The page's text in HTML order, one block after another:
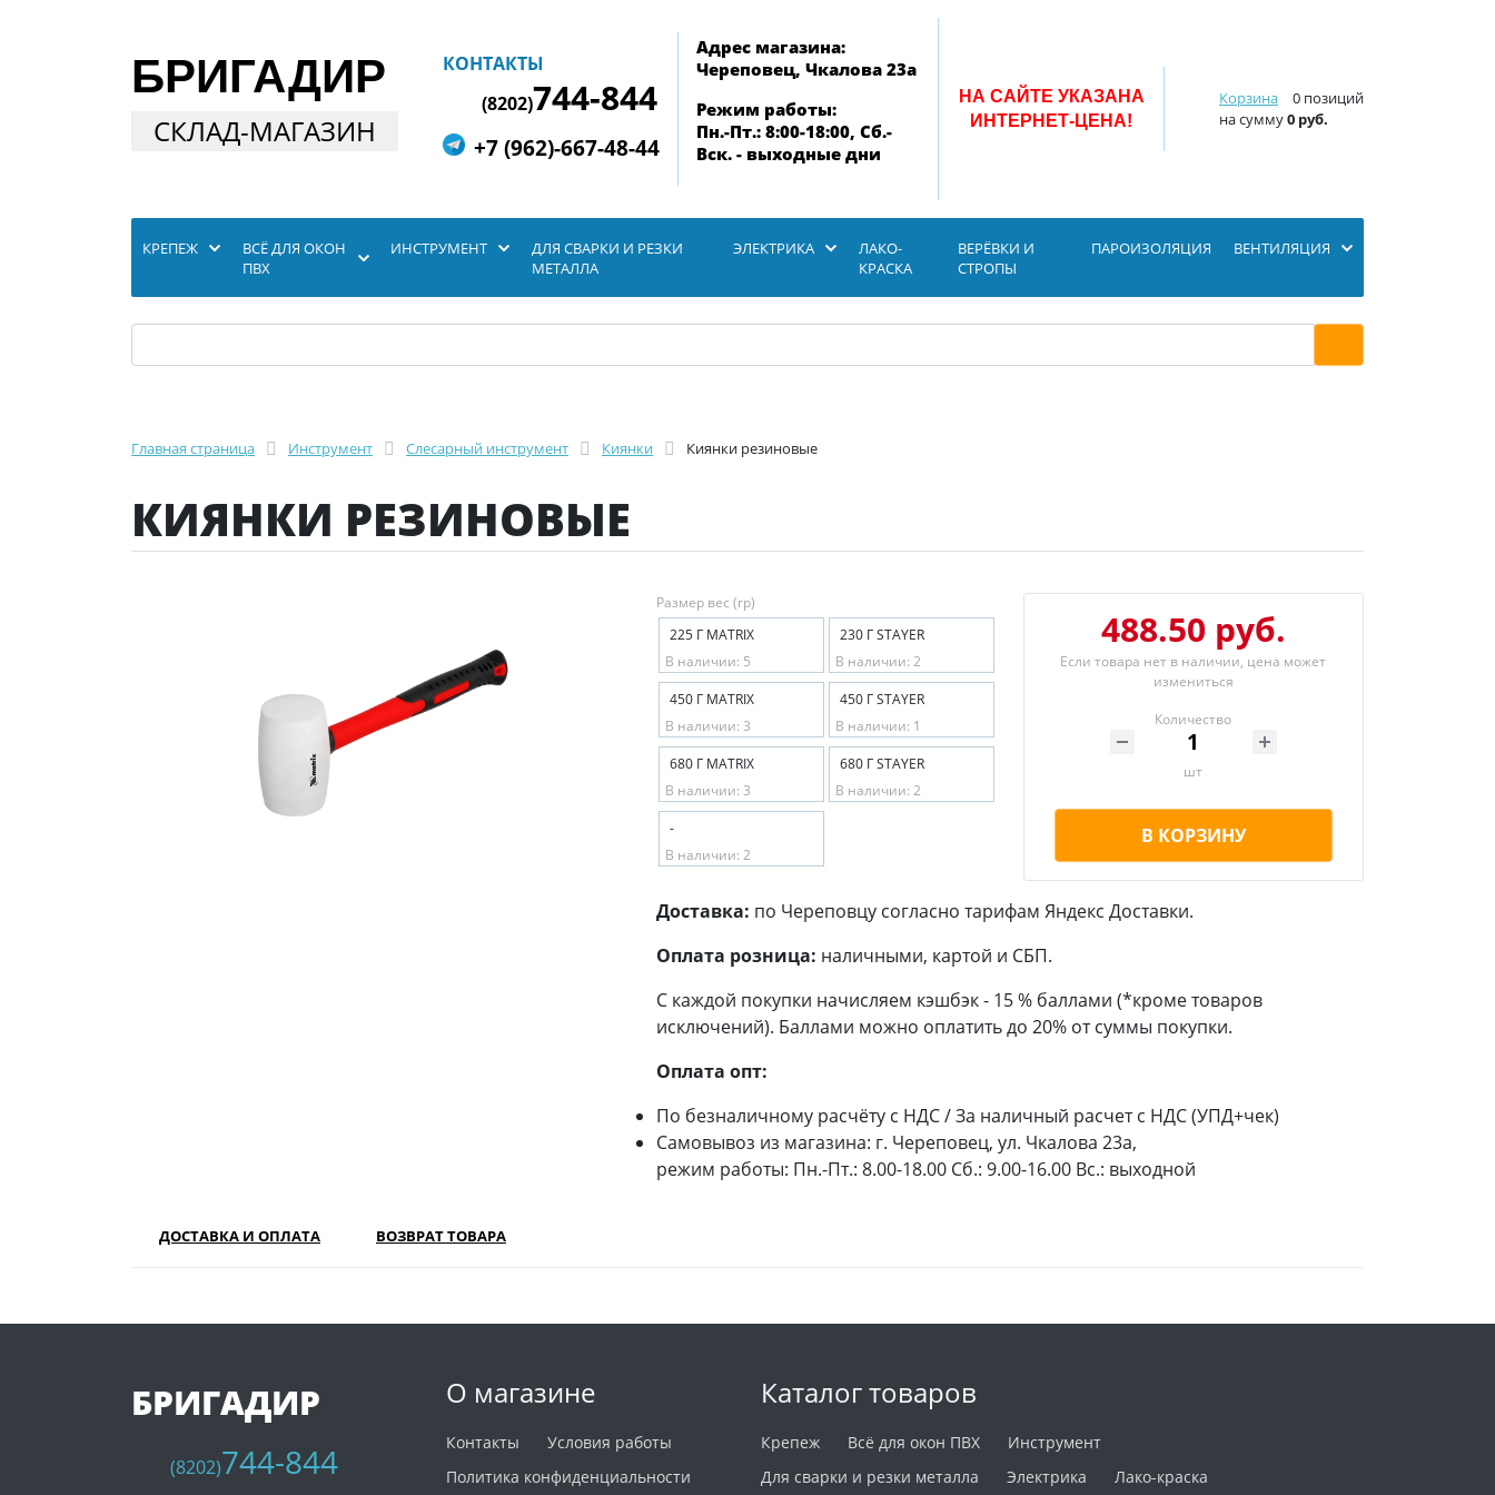
БРИГАДИР
СКЛАД-МАГАЗИН
Корзина
0 позиций
на сумму0 руб.
КОНТАКТЫ
(8202)744-844
+7 (962)-667-48-44
Адрес магазина:
Череповец, Чкалова 23а
Режим работы:
Пн.-Пт.: 8:00-18:00, Сб.-
Вск. - выходные дни
НА САЙТЕ УКАЗАНА
ИНТЕРНЕТ-ЦЕНА!
КРЕПЕЖ
ВСЁ ДЛЯ ОКОН
ПВХ
ИНСТРУМЕНТ
ДЛЯ СВАРКИ И РЕЗКИ
МЕТАЛЛА
ЭЛЕКТРИКА
ЛАКО-
КРАСКА
ВЕРЁВКИ И
СТРОПЫ
ПАРОИЗОЛЯЦИЯ ВЕНТИЛЯЦИЯ
Главная страница Инструмент Слесарный инструмент Киянки Киянки резиновые
КИЯНКИ РЕЗИНОВЫЕ
Размер вес (гр)
225 Г MATRIX
В наличии: 5
230 Г STAYER
В наличии: 2
450 Г MATRIX
В наличии: 3
450 Г STAYER
В наличии: 1
680 Г MATRIX
В наличии: 3
680 Г STAYER
В наличии: 2
-
В наличии: 2
488.50 руб.
Если товара нет в наличии, цена может
измениться
Количество
шт
В КОРЗИНУ
Доставка: по Череповцу согласно тарифам Яндекс Доставки.
Оплата розница: наличными, картой и СБП.
С каждой покупки начисляем кэшбэк - 15 % баллами (*кроме товаров
исключений). Баллами можно оплатить до 20% от суммы покупки.
Оплата опт:
По безналичному расчёту с НДС / За наличный расчет с НДС (УПД+чек)
Самовывоз из магазина: г. Череповец, ул. Чкалова 23а,
режим работы: Пн.-Пт.: 8.00-18.00 Сб.: 9.00-16.00 Вс.: выходной
ДОСТАВКА И ОПЛАТА ВОЗВРАТ ТОВАРА
О магазине
Контакты
Условия работы
Политика конфиденциальности
Каталог товаров
Крепеж Всё для окон ПВХ
Инструмент
Для сварки и резки металла
Электрика Лако-краска
БРИГАДИР
(8202)744-844